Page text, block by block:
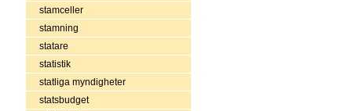
stamceller
stamning
statare
statistik
statliga myndigheter
statsbudget